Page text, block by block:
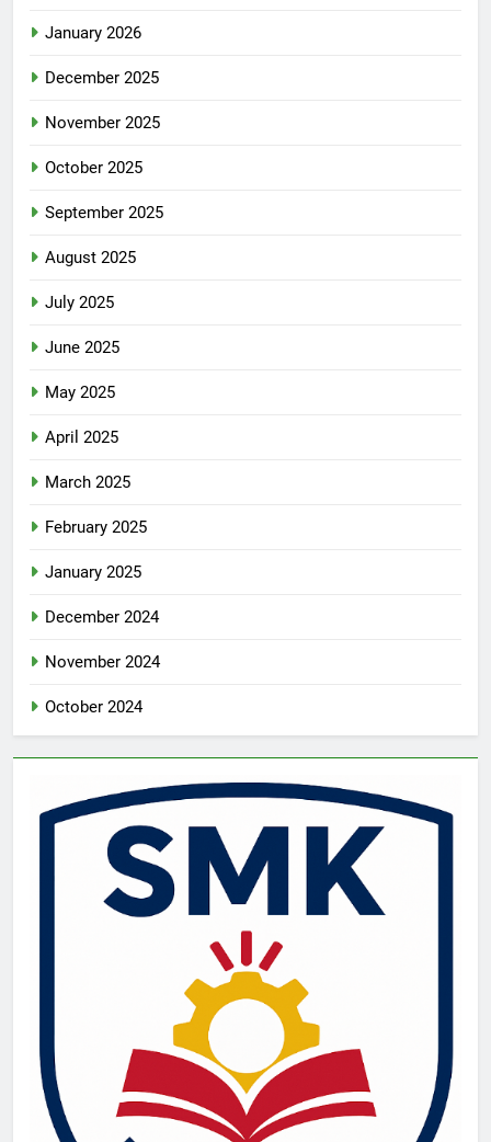
January 2026
December 2025
November 2025
October 2025
September 2025
August 2025
July 2025
June 2025
May 2025
April 2025
March 2025
February 2025
January 2025
December 2024
November 2024
October 2024